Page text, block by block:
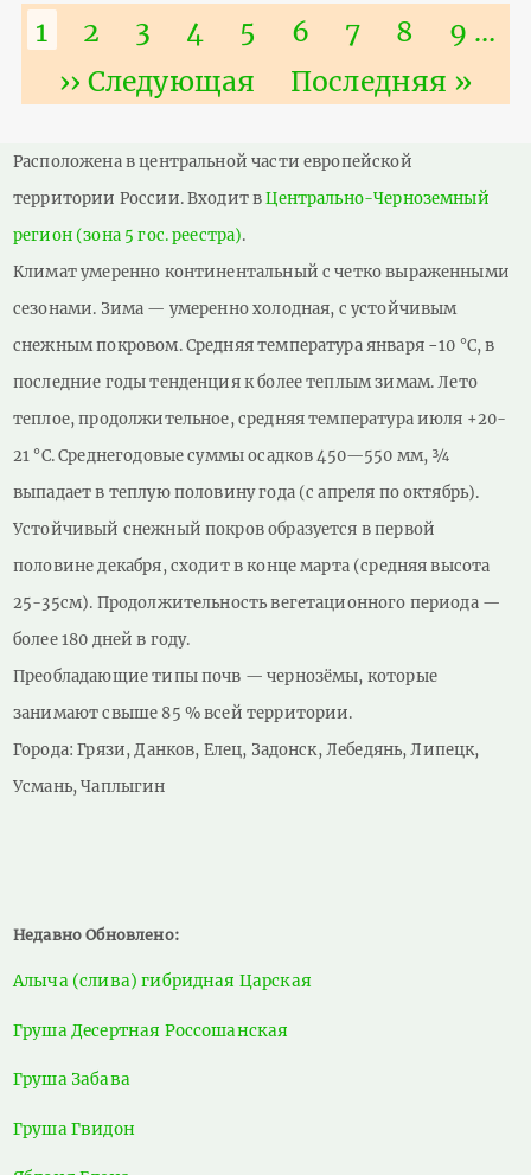
Нумерация
страниц
Текущая
страница
1 Страница
2 Страница
3 Страница
4 Страница
5 Страница
6 Страница
7 8 9 …
Следующая
›› Следующая
Последняя
Последняя »
Расположена в центральной части европейской
территории России. Входит вЦентрально-Черноземный
регион (зона 5 гос. реестра).
Климат умеренно континентальный с четко выраженными
сезонами. Зима — умеренно холодная, с устойчивым
снежным покровом. Средняя температура января −10 °C, в
последние годы тенденция к более теплым зимам. Лето
теплое, продолжительное, средняя температура июля +20-
21 °C. Среднегодовые суммы осадков 450—550 мм, ¾
выпадает в теплую половину года (с апреля по октябрь).
Устойчивый снежный покров образуется в первой
половине декабря, сходит в конце марта (средняя высота
25-35см). Продолжительность вегетационного периода —
более 180 дней в году.
Преобладающие типы почв — чернозёмы, которые
занимают свыше 85 % всей территории.
Города: Грязи, Данков, Елец, Задонск, Лебедянь, Липецк,
Усмань, Чаплыгин
Недавно Обновлено:
Алыча (слива) гибридная Царская
Груша Десертная Россошанская
Груша Забава
Груша Гвидон